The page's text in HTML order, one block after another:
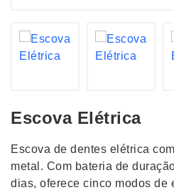
Escova Elétrica
Escova de dentes elétrica
metal. Com bateria de
dias, oferece cinco modos de